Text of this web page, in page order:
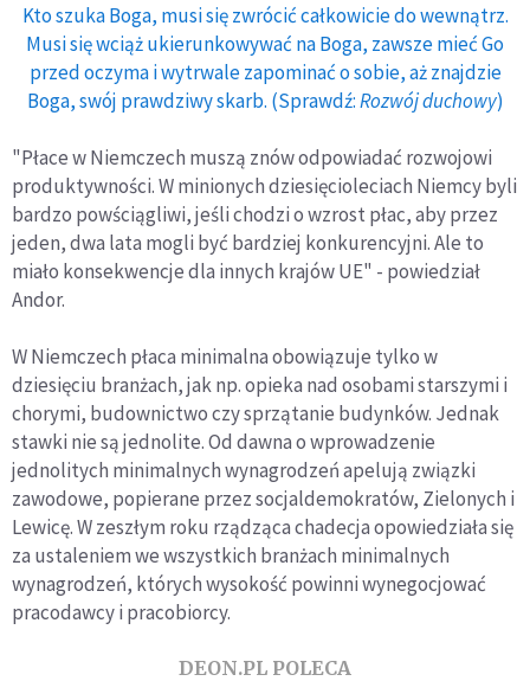
Kto szuka Boga, musi się zwrócić całkowicie do wewnątrz.
Musi się wciąż ukierunkowywać na Boga, zawsze mieć Go
przed oczyma i wytrwale zapominać o sobie, aż znajdzie
Boga, swój prawdziwy skarb. (Sprawdź:Rozwój duchowy)
"Płace w Niemczech muszą znów odpowiadać rozwojowi
produktywności. W minionych dziesięcioleciach Niemcy byli
bardzo powściągliwi, jeśli chodzi o wzrost płac, aby przez
jeden, dwa lata mogli być bardziej konkurencyjni. Ale to
miało konsekwencje dla innych krajów UE" - powiedział
Andor.
W Niemczech płaca minimalna obowiązuje tylko w
dziesięciu branżach, jak np. opieka nad osobami starszymi i
chorymi, budownictwo czy sprzątanie budynków. Jednak
stawki nie są jednolite. Od dawna o wprowadzenie
jednolitych minimalnych wynagrodzeń apelują związki
zawodowe, popierane przez socjaldemokratów, Zielonych i
Lewicę. W zeszłym roku rządząca chadecja opowiedziała się
za ustaleniem we wszystkich branżach minimalnych
wynagrodzeń, których wysokość powinni wynegocjować
pracodawcy i pracobiorcy.
DEON.PL POLECA